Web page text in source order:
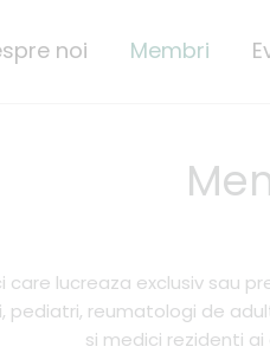
noi Membri
care lucreaza exclusiv
reumatologi de
si medici rezidenti